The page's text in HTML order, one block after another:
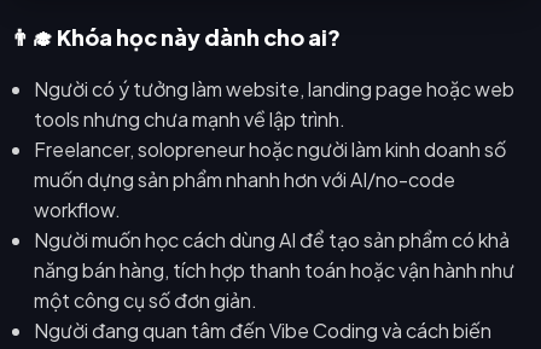
👨‍🎓 Khóa học này dành cho ai?
Người có ý tưởng làm website, landing page hoặc web
tools nhưng chưa mạnh về lập trình.
Freelancer, solopreneur hoặc người làm kinh doanh số
muốn dựng sản phẩm nhanh hơn với AI/no-code
workflow.
Người muốn học cách dùng AI để tạo sản phẩm có khả
năng bán hàng, tích hợp thanh toán hoặc vận hành như
một công cụ số đơn giản.
Người đang quan tâm đến Vibe Coding và cách biến